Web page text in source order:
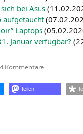
bei Asus (
auf­ge­taucht (
Lap­tops (
Janu­ar ver­füg­bar? (
4 Kommentarezu
Schweizer
AMD
teilen